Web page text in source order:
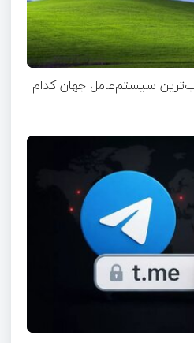
سیستم‌عامل جهان کدام